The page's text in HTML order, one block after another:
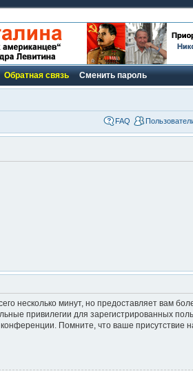
Обратная связь Сменить пароль
FAQ
несколько минут, но предоставляет вам
привилегии для зарегистрированных
Помните, что ваше присутствие